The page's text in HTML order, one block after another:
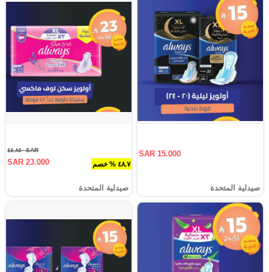
SAR 15.000
صيدلية المتحدة
٤٨.٧ % خصم
SAR ٤٤.٨٥٠
SAR 23.000
صيدلية المتحدة